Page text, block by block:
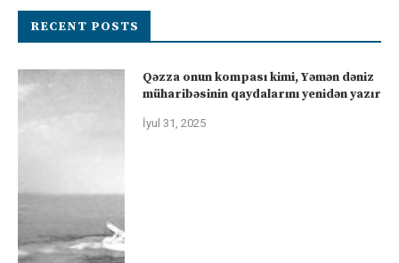
RECENT POSTS
Qəzza onun kompası kimi, Yəmən dəniz
müharibəsinin qaydalarını yenidən yazır
İyul 31, 2025